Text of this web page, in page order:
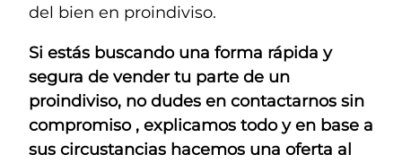
del bien en proindiviso.
Si estás buscando una forma rápida y
segura de vender tu parte de un
proindiviso, no dudes en contactarnos sin
compromiso , explicamos todo y en base a
sus circustancias hacemos una oferta al